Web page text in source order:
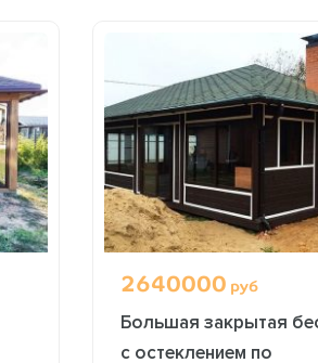
2640000 руб
Большая закрытая
с остеклением по